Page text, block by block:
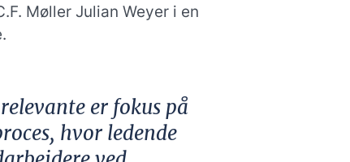
Møller Julian Weyer i en
er fokus på
hvor ledende